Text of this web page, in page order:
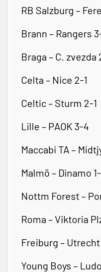
RB Salzburg –
Brann – Rangers
Braga – C. zvezda
Celta – Nice 2-1
Celtic – Sturm 2-1
Lille – PAOK 3-4
Maccabi TA –
Malmö – Dinamo
Nottm Forest –
Roma – Viktoria
Freiburg –
Young Boys –